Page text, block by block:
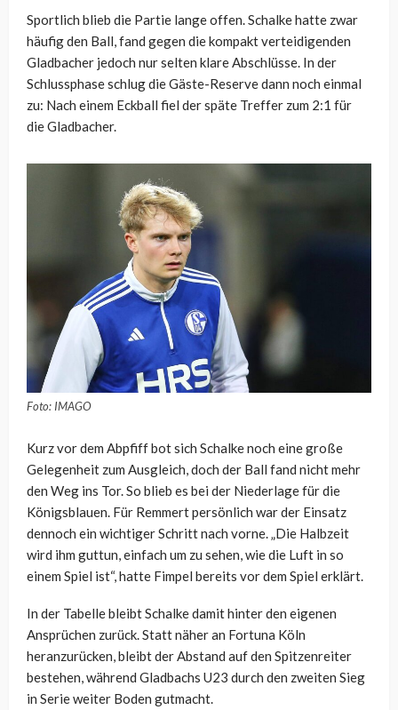
Sportlich blieb die Partie lange offen. Schalke hatte zwar
häufig den Ball, fand gegen die kompakt verteidigenden
Gladbacher jedoch nur selten klare Abschlüsse. In der
Schlussphase schlug die Gäste-Reserve dann noch einmal
zu: Nach einem Eckball fiel der späte Treffer zum 2:1 für
die Gladbacher.
Foto: IMAGO
Kurz vor dem Abpfiff bot sich Schalke noch eine große
Gelegenheit zum Ausgleich, doch der Ball fand nicht mehr
den Weg ins Tor. So blieb es bei der Niederlage für die
Königsblauen. Für Remmert persönlich war der Einsatz
dennoch ein wichtiger Schritt nach vorne. „Die Halbzeit
wird ihm guttun, einfach um zu sehen, wie die Luft in so
einem Spiel ist“, hatte Fimpel bereits vor dem Spiel erklärt.
In der Tabelle bleibt Schalke damit hinter den eigenen
Ansprüchen zurück. Statt näher an Fortuna Köln
heranzurücken, bleibt der Abstand auf den Spitzenreiter
bestehen, während Gladbachs U23 durch den zweiten Sieg
in Serie weiter Boden gutmacht.